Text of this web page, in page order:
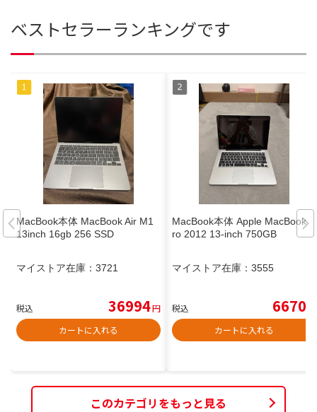
ベストセラーランキングです
MacBook本体 MacBook Air M1
13inch 16gb 256 SSD
マイストア在庫： 3721
税込 36994円
カートに入れる
MacBook本体 Apple MacBook P
ro 2012 13-inch 750GB
マイストア在庫： 3555
税込 6670
カートに入れる
このカテゴリをもっと見る